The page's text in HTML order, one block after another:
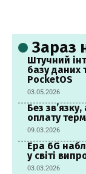
Зараз
Штучний
базу даних
PocketOS
03.05.2026
Без
оплату
09.03.2026
Ера 6G
у світі
03.03.2026